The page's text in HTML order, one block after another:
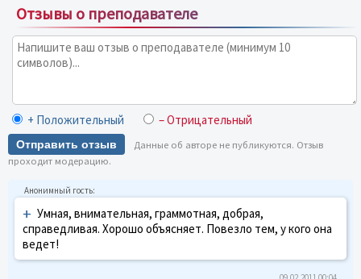
Отзывы о преподавателе
+ Положительный – Отрицательный
Отправить отзыв
Данные об авторе не публикуются. Отзыв
проходит модерацию.
+ Умная, внимательная, граммотная, добрая,
справедливая. Хорошо объясняет. Повезло тем, у кого она
ведет!